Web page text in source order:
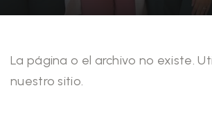
La página o el archivo no existe.
nuestro sitio.